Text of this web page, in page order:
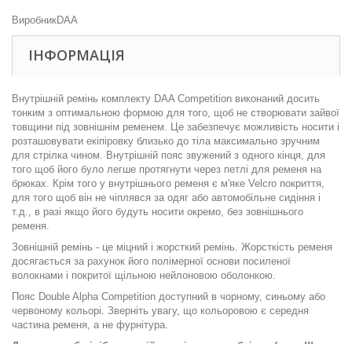
ВиробникDAA
ІНФОРМАЦІЯ
Внутрішній ремінь комплекту DAA Competition виконаний досить
тонким з оптимальною формою для того, щоб не створювати зайвої
товщини під зовнішнім ременем. Це забезпечує можливість носити і
розташовувати екіпіровку близько до тіла максимально зручним
для стрілка чином. Внутрішній пояс звужений з одного кінця, для
того щоб його було легше протягнути через петлі для ременя на
брюках. Крім того у внутрішнього ременя є м'яке Velcro покриття,
для того щоб він не чіплявся за одяг або автомобільне сидіння і
т.д., в разі якщо його будуть носити окремо, без зовнішнього
ременя.
Зовнішній ремінь - це міцний і жорсткий ремінь. Жорсткість ременя
досягається за рахунок його полімерної основи посиленої
волокнами і покритої щільною нейлоновою оболонкою.
Пояс Double Alpha Сompetition доступний в чорному, синьому або
червоному кольорі. Зверніть увагу, що кольоровою є середня
частина ременя, а не фурнітура.